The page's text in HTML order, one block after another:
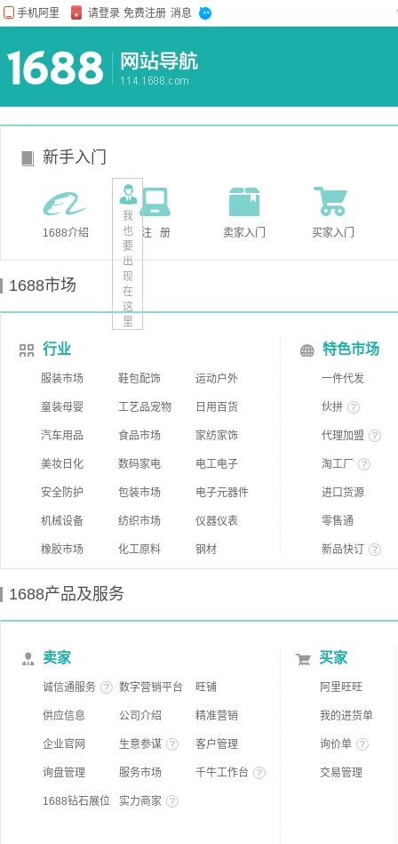
新手入门
1688介绍 注 册 卖家入门 买家入门
1688市场
行业
服装市场 鞋包配饰 运动户外
童装母婴 工艺品宠物 日用百货
汽车用品 食品市场 家纺家饰
美妆日化 数码家电 电工电子
安全防护 包装市场 电子元器件
机械设备 纺织市场 仪器仪表
橡胶市场 化工原料 钢材
特色市场
一件代发
伙拼
代理加盟
淘工厂
进口货源
零售通
新品快订
1688产品及服务
卖家
诚信通服务 数字营销平台 旺铺
供应信息 公司介绍 精准营销
企业官网 生意参谋 客户管理
询盘管理 服务市场 千牛工作台
1688钻石展位 实力商家
买家
阿里旺旺
我的进货单
询价单
交易管理
我
也
要
出
现
在
这
里